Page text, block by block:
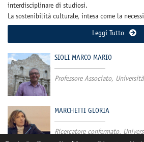
interdisciplinare di studiosi.
La sostenibilità culturale, intesa come la
Leggi Tutto
SIOLI MARCO MARIO
Professore Associato,
MARCHETTI GLORIA
Ricercatore confermato,